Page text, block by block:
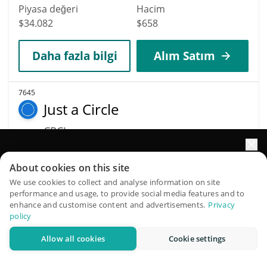
Piyasa değeri
$34.082
Hacim
$658
Daha fazla bilgi Alım Satım
7645
Just a Circle
CRCL
$0,00003408 1.90%
Piyasa değeri
$34.075
Hacim
$99
Daha fazla bilgi
QuantPilot, otonom ajanların stratejilerinizi oluşturduğu,
geriye dönük test ettiği ve optimize ettiği ve piyasa
araştırması yürüttüğü uçtan uca bir strateji platformudur
Ücretsiz deneyin
About cookies on this site
We use cookies to collect and analyse information on site
performance and usage, to provide social media features and to
enhance and customise content and advertisements. Privacy
policy
Allow all cookies Cookie settings